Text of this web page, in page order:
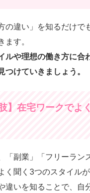
の違い」を知るだけで
ます。
ルや理想の働き方に合
つけていきましょう。
】在宅ワークでよ
「副業」「フリーラン
く聞く3つのスタイルが
違いを知ることで、自